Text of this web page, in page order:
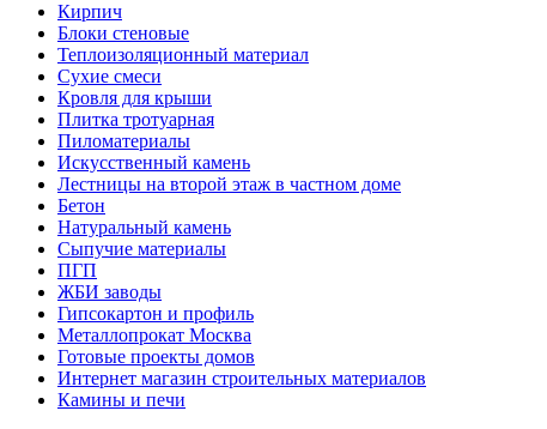
Кирпич
Блоки стеновые
Теплоизоляционный материал
Сухие смеси
Кровля для крыши
Плитка тротуарная
Пиломатериалы
Искусственный камень
Лестницы на второй этаж в частном доме
Бетон
Натуральный камень
Сыпучие материалы
ПГП
ЖБИ заводы
Гипсокартон и профиль
Металлопрокат Москва
Готовые проекты домов
Интернет магазин строительных материалов
Камины и печи